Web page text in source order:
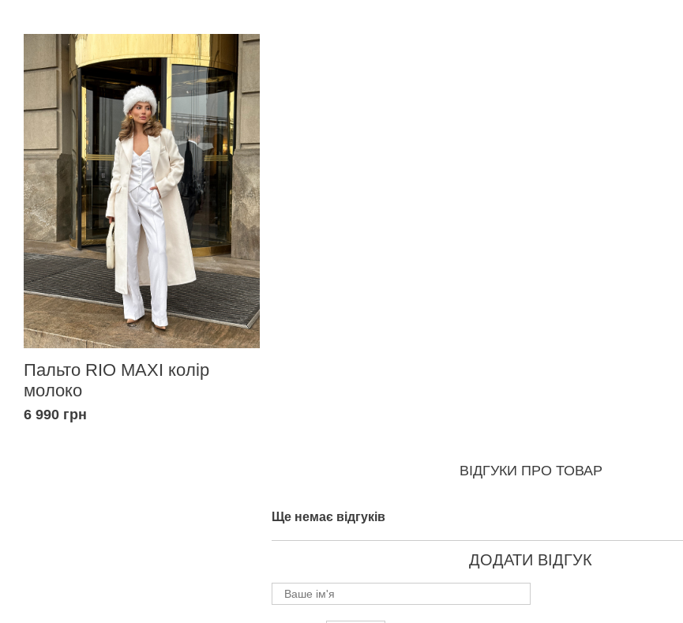
Пальто RIO MAXI колір
молоко
6 990 грн
ВІДГУКИ ПРО ТОВАР
Ще немає відгуків
ДОДАТИ ВІДГУК